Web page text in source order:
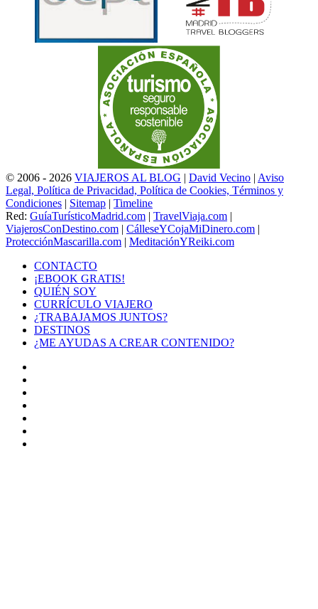
© 2006 - 2026 VIAJEROS AL BLOG | David Vecino | Aviso
Legal, Política de Privacidad, Política de Cookies, Términos y
Condiciones | Sitemap | Timeline
Red: GuíaTurísticoMadrid.com | TravelViaja.com |
ViajerosConDestino.com | CálleseYCojaMiDinero.com |
ProtecciónMascarilla.com | MeditaciónYReiki.com
CONTACTO
¡EBOOK GRATIS!
QUIÉN SOY
CURRÍCULO VIAJERO
¿TRABAJAMOS JUNTOS?
DESTINOS
¿ME AYUDAS A CREAR CONTENIDO?